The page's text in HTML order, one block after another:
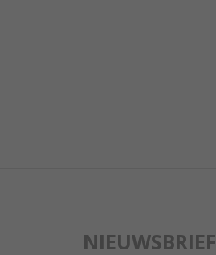
NIEUWSBRIEF